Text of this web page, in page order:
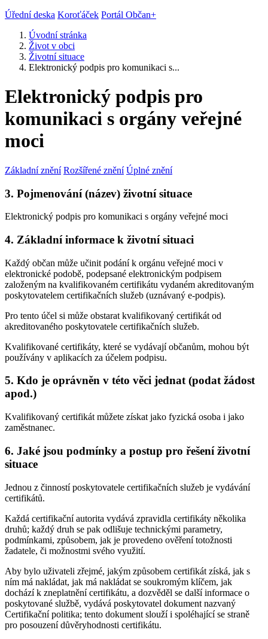
Úřední deska Koroťáček Portál Občan+
Úvodní stránka
Život v obci
Životní situace
Elektronický podpis pro komunikaci s...
Elektronický podpis pro
komunikaci s orgány veřejné
moci
Základní znění Rozšířené znění Úplné znění
3. Pojmenování (název) životní situace
Elektronický podpis pro komunikaci s orgány veřejné moci
4. Základní informace k životní situaci
Každý občan může učinit podání k orgánu veřejné moci v
elektronické podobě, podepsané elektronickým podpisem
založeným na kvalifikovaném certifikátu vydaném akreditovaným
poskytovatelem certifikačních služeb (uznávaný e-podpis).
Pro tento účel si může obstarat kvalifikovaný certifikát od
akreditovaného poskytovatele certifikačních služeb.
Kvalifikované certifikáty, které se vydávají občanům, mohou být
používány v aplikacích za účelem podpisu.
5. Kdo je oprávněn v této věci jednat (podat žádost
apod.)
Kvalifikovaný certifikát můžete získat jako fyzická osoba i jako
zaměstnanec.
6. Jaké jsou podmínky a postup pro řešení životní
situace
Jednou z činností poskytovatele certifikačních služeb je vydávání
certifikátů.
Každá certifikační autorita vydává zpravidla certifikáty několika
druhů; každý druh se pak odlišuje technickými parametry,
podmínkami, způsobem, jak je provedeno ověření totožnosti
žadatele, či možnostmi svého využití.
Aby bylo uživateli zřejmé, jakým způsobem certifikát získá, jak s
ním má nakládat, jak má nakládat se soukromým klíčem, jak
dochází k zneplatnění certifikátu, a dozvěděl se další informace o
poskytované službě, vydává poskytovatel dokument nazvaný
Certifikační politika; tento dokument slouží i spoléhající se straně
pro posouzení důvěryhodnosti certifikátu.